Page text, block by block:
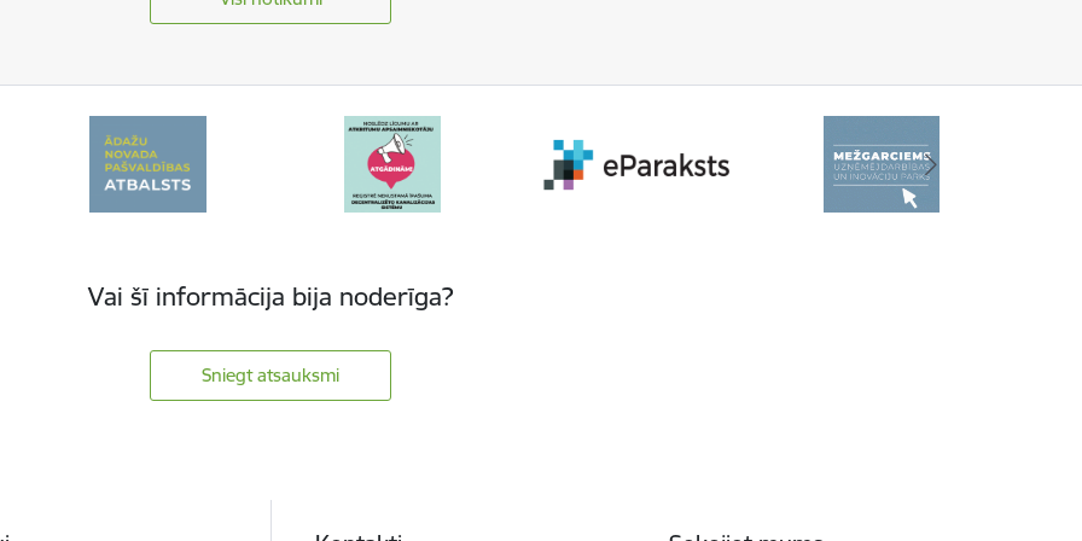
Vai šī informācija bija noderīga?
Sniegt atsauksmi